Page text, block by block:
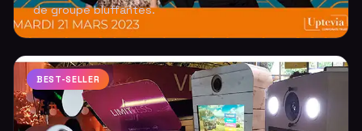
de groupe bluffantes.
BEST-SELLER